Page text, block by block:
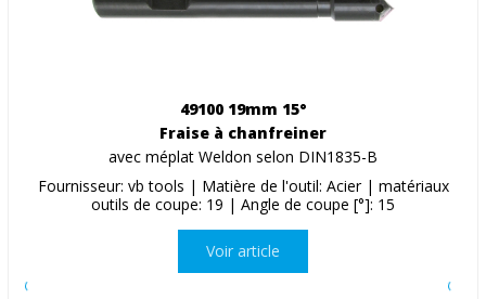
49100 19mm 15°
Fraise à chanfreiner
avec méplat Weldon selon DIN1835-B
Fournisseur: vb tools | Matière de l'outil: Acier | matériaux
outils de coupe: 19 | Angle de coupe [°]: 15
Voir article